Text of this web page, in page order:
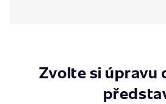
Zvolte si úpravu